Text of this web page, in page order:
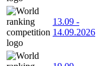
13.09 -
14.09.2026